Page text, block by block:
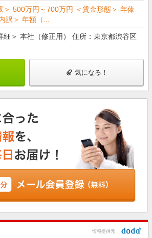
＞ 500万円～700万円 ＜賃金形態＞ 年俸
訳＞ 年額（...
細＞ 本社（修正用） 住所：東京都渋谷区
気になる！
情報提供元